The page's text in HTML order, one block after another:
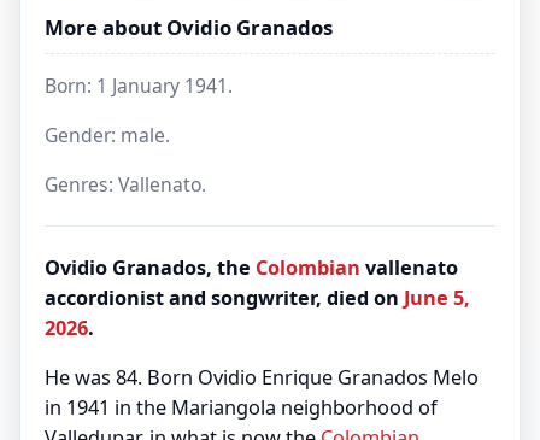
More about Ovidio Granados
Born: 1 January 1941.
Gender: male.
Genres: Vallenato.
Ovidio Granados, the Colombian vallenato
accordionist and songwriter, died on June 5,
2026.
He was 84. Born Ovidio Enrique Granados Melo
in 1941 in the Mariangola neighborhood of